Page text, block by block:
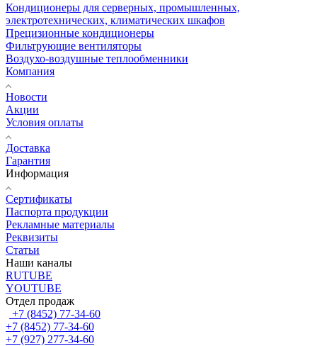
Кондиционеры для серверных, промышленных,
электротехнических, климатических шкафов
Прецизионные кондиционеры
Фильтрующие вентиляторы
Воздухо-воздушные теплообменники
Компания
Новости
Акции
Условия оплаты
Доставка
Гарантия
Информация
Сертификаты
Паспорта продукции
Рекламные материалы
Реквизиты
Статьи
Наши каналы
RUTUBE
YOUTUBE
Отдел продаж
+7 (8452) 77-34-60
+7 (8452) 77-34-60
+7 (927) 277-34-60